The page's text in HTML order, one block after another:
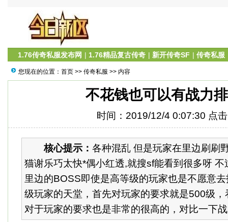
1.76传奇私服发布网 | 1.76精品复古传奇 | 新开传奇SF | 传奇私服
您现在的位置： 首页 >> 传奇私服 >> 内容
不花钱也可以有战力
时间：2019/12/4 0:07:30 点
核心提示： 各种混乱 但是玩家在里边刷刷
猫谢乐巧太快*偶小红透,就搜sf能看到很多呀
里边的BOSS即使是高等级的玩家也是不愿意
级玩家的天堂，首先对玩家的要求就是500级
对于玩家的要求也是非常的很高的，对比一下